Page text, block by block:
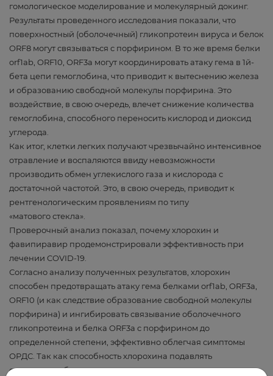
гомологическое моделирование и молекулярный докинг.
Результаты проведенного исследования показали, что
поверхностный (оболочечный) гликопротеин вируса и белок
ORF8 могут связываться с порфирином. В то же время белки
orf1ab, ORF10, ORF3a могут координировать атаку гема в 1й-
бета цепи гемоглобина, что приводит к вытеснению железа
и образованию свободной молекулы порфирина. Это
воздействие, в свою очередь, влечет снижение количества
гемоглобина, способного переносить кислород и диоксид
углерода.
Как итог, клетки легких получают чрезвычайно интенсивное
отравление и воспаляются ввиду невозможности
производить обмен углекислого газа и кислорода c
достаточной частотой. Это, в свою очередь, приводит к
рентгенологическим проявлениям по типу
«матового стекла».
Проверочный анализ показал, почему хлорохин и
фавипиравир продемонстрировали эффективность при
лечении COVID-19.
Согласно анализу полученных результатов, хлорохин
способен предотвращать атаку гема белками orf1ab, ORF3a,
ORF10 (и как следствие образование свободной молекулы
порфирина) и ингибировать связывание оболочечного
гликопротеина и белка ORF3a с порфирином до
определенной степени, эффективно облегчая симптомы
ОРДС. Так как способность хлорохина подавлять
структурные белки вируса еще недостаточно ясна,